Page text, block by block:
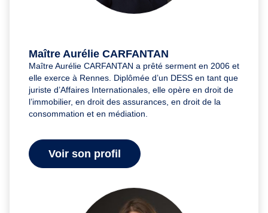
Maître Aurélie CARFANTAN
Maître Aurélie CARFANTAN a prêté serment en 2006 et
elle exerce à Rennes. Diplômée d’un DESS en tant que
juriste d’Affaires Internationales, elle opère en droit de
l’immobilier, en droit des assurances, en droit de la
consommation et en médiation.
Voir son profil